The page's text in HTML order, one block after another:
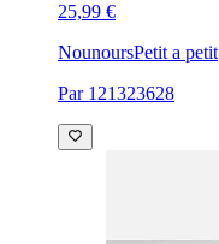
25,99 €
NounoursPetit a petit
Par 121323628